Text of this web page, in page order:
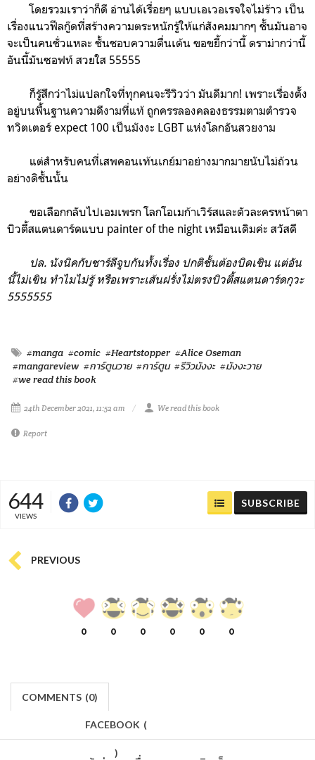
โดยรวมเราว่าก็ดี อ่านได้เรื่อยๆ แบบเอเวอเรจใจไม่ร้าว เป็น
เรื่องแนวฟีลกู๊ดที่สร้างความตระหนักรู้ให้แก่สังคมมากๆ ชั้นมันอาจ
จะเป็นคนชั่วแหละ ชั้นชอบความตื่นเต้น ขอขยี้กว่านี้ ดราม่ากว่านี้
อันนี้มันซอฟท์ สวยใส 55555
ก็รู้สึกว่าไม่แปลกใจที่ทุกคนจะรีวิวว่า มันดีมาก! เพราะเรื่องตั้ง
อยู่บนพื้นฐานความดีงามที่แท้ ถูกครรลองคลองธรรมตามตำรวจ
ทวิตเตอร์ expect 100 เป็นมังงะ LGBT แห่งโลกอันสวยงาม
แต่สำหรับคนที่เสพคอนเท้นเกย์มาอย่างมากมายนับไม่ถ้วน
อย่างดิชั้นนั้น
ขอเลือกกลับไปเอมเพรก โลกโอเมก้าเวิร์สและตัวละครหน้าตา
บิวตี้สแตนดาร์ดแบบ painter of the night เหมือนเดิมค่ะ สวัสดี
ปล. นังนิคกับชาร์ลีจูบกันทั้งเรื่อง ปกติชั้นต้องบิดเขิน แต่อัน
นี้ไม่เขิน ทำไมไม่รู้ หรือเพราะเส้นฝรั่งไม่ตรงบิวตี้สแตนดาร์ดกุวะ
5555555
#manga #comic #Heartstopper #Alice Oseman
#mangareview #การ์ตูนวาย #การ์ตูน #รีวิวมังงะ #มังงะวาย
#we read this book
24th December 2021, 11:52 am We read this book
Report
644
VIEWS
SUBSCRIBE
PREVIOUS
0 0 0 0 0 0
COMMENTS (0)
FACEBOOK (
)